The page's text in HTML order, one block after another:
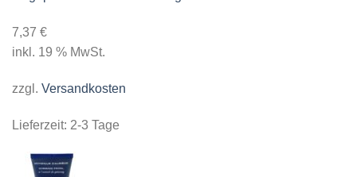
7,37 €
inkl. 19 % MwSt.
zzgl. Versandkosten
Lieferzeit: 2-3 Tage